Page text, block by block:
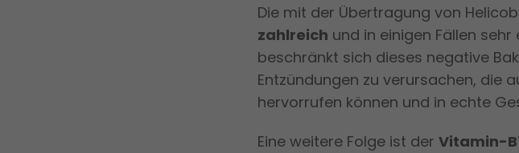
Die mit der Übertragung von
zahlreich und in einigen Fällen
beschränkt sich dieses negative
Entzündungen zu verursachen, die
hervorrufen können und in echte
Eine weitere Folge ist der Vitamin-